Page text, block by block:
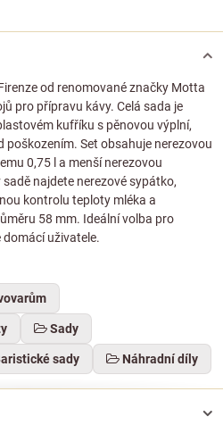
od renomované značky Motta
pro přípravu kávy. Celá sada je
kufříku s pěnovou výplní,
poškozením. Set obsahuje nerezovou
0,75 l a menší nerezovou
najdete nerezové sypátko,
kontrolu teploty mléka a
58 mm. Ideální volba pro
uživatele.
Sady
sady Náhradní díly